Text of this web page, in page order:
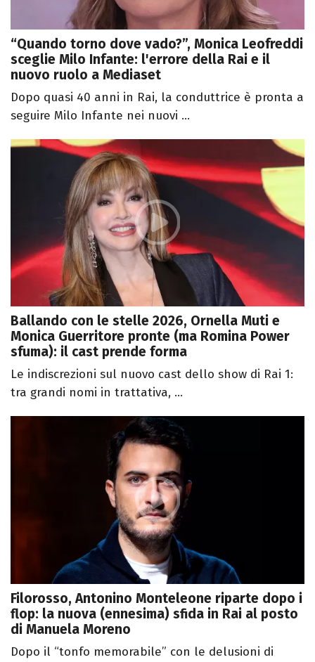
“Quando torno dove vado?”, Monica Leofreddi
sceglie Milo Infante: l'errore della Rai e il
nuovo ruolo a Mediaset
Dopo quasi 40 anni in Rai, la conduttrice è pronta a
seguire Milo Infante nei nuovi ...
Ballando con le stelle 2026, Ornella Muti e
Monica Guerritore pronte (ma Romina Power
sfuma): il cast prende forma
Le indiscrezioni sul nuovo cast dello show di Rai 1:
tra grandi nomi in trattativa, ...
Filorosso, Antonino Monteleone riparte dopo i
flop: la nuova (ennesima) sfida in Rai al posto
di Manuela Moreno
Dopo il “tonfo memorabile” con le delusioni di